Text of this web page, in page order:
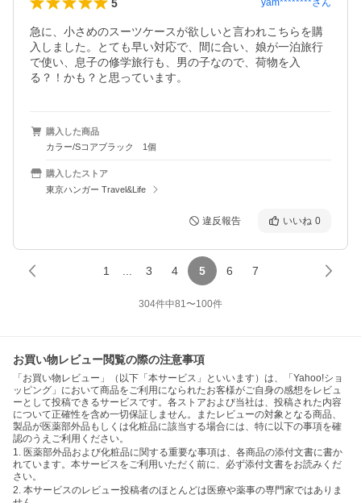
5 yam********さん
急に、小さめのスーツケースが欲しいと言われこちらを購
入しました。とても早い対応で、間に合い、娘が一泊旅行
で使い、息子の修学旅行も、男の子なので、荷物を入
る？！かも？と思っています。
購入した商品
カラー/Sコアブラック 1個
購入したストア
東京ハンガー Travel&Life
違反報告 いいね 0
1 3 4 5 6 7
304件中81〜100件
お買い物レビュー閲覧の際の注意事項
「お買い物レビュー」（以下「本サービス」といいます）は、「Yahoo!ショ
ッピング」において商品をご利用になられたお客様がご自身の感想をレビュ
ーとして投稿できるサービスです。各ストアおよび当社は、投稿された内容
について正確性を含め一切保証しません。またレビューの対象となる商品、
製品が医薬部外品もしくは化粧品に該当する場合には、特に以下の事項を確
認のうえご利用ください。
1. 医薬部外品および化粧品に関する重要な事項は、各商品の添付文書に書か
れています。本サービスをご利用いただく前に、必ず添付文書をお読みくだ
さい。
2. 本サービスのレビュー投稿者のほとんどは医療や薬事の専門家ではありま